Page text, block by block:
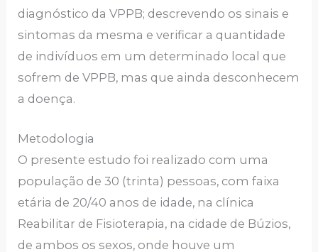
diagnóstico da VPPB; descrevendo os sinais e
sintomas da mesma e verificar a quantidade
de indivíduos em um determinado local que
sofrem de VPPB, mas que ainda desconhecem
a doença.
Metodologia
O presente estudo foi realizado com uma
população de 30 (trinta) pessoas, com faixa
etária de 20/40 anos de idade, na clínica
Reabilitar de Fisioterapia, na cidade de Búzios,
de ambos os sexos, onde houve um